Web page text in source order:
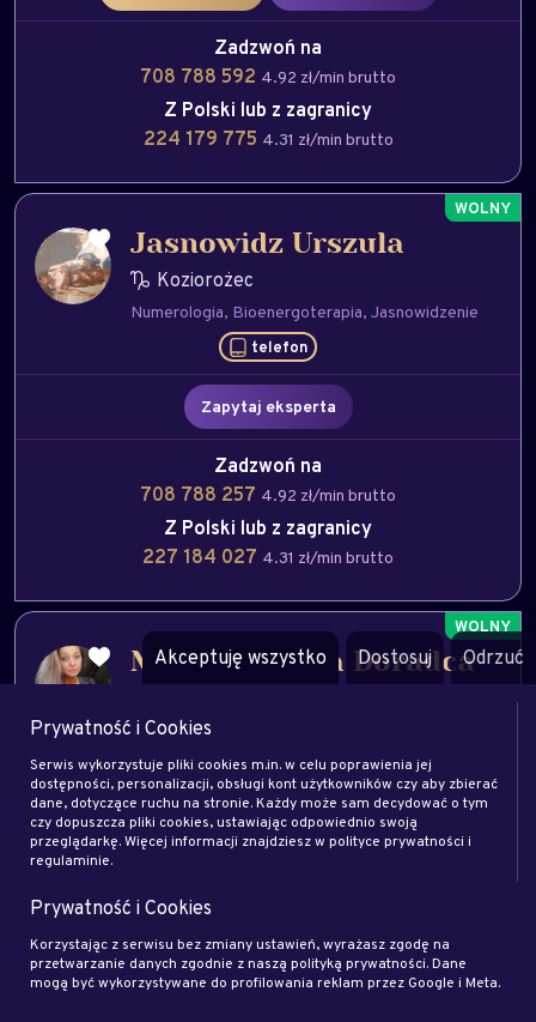
Zadzwoń na
708 788 592 4.92 zł/min brutto
Z Polski lub z zagranicy
224 179 775 4.31 zł/min brutto
Jasnowidz Urszula
Koziorożec
Numerologia Bioenergoterapia Jasnowidzenie
telefon
Zapytaj eksperta
Zadzwoń na
708 788 257 4.92 zł/min brutto
Z Polski lub z zagranicy
227 184 027 4.31 zł/min brutto
Monika Teresa Doradca
Baran
Tarot Sennik Jasnowidzenie praca milość
związki
telefon sms email
Zadzwoń na
708 708 0064.92 zł/min brutto
Akceptuję wszystko Dostosuj Odrzuć
Prywatność i Cookies
Serwis wykorzystuje pliki cookies m.in. w celu poprawienia jej
dostępności, personalizacji, obsługi kont użytkowników czy aby zbierać
dane, dotyczące ruchu na stronie. Każdy może sam decydować o tym
czy dopuszcza pliki cookies, ustawiając odpowiednio swoją
przeglądarkę. Więcej informacji znajdziesz w polityce prywatności i
regulaminie.
Prywatność i Cookies
Korzystając z serwisu bez zmiany ustawień, wyrażasz zgodę na
przetwarzanie danych zgodnie z naszą polityką prywatności. Dane
mogą być wykorzystywane do profilowania reklam przez Google i Meta.